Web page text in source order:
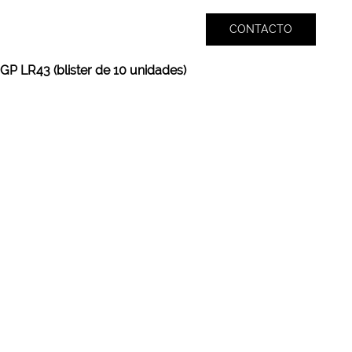
CONTACTO
LR43 (blister de 10 unidades)